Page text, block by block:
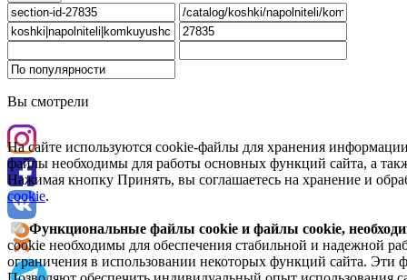
Вы смотрели
На сайте используются cookie-файлы для хранения
файлы необходимы для работы основных функций сайта, а
Нажимая кнопку Принять, вы соглашаетесь на хранение и
cookie.
Функциональные файлы cookie и файлы cookie,
cookie необходимы для обеспечения стабильной и надежной
ограничения в использовании некоторых функций сайта. Эти